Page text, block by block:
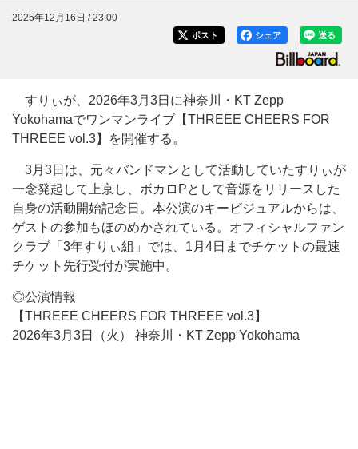
2025年12月16日 / 23:00
送る
シェア
ポスト
すりぃが、2026年3月3日に神奈川・KT Zepp
Yokohamaでワンマンライブ【THREEE CHEERS FOR
THREEE vol.3】を開催する。
3月3日は、元々バンドマンとして活動していたすりぃが
一念発起して上京し、ボカロPとして音源をリリースした
自身の活動開始記念日。本公演のキービジュアルからは、
ゲストの参加もほのめかされている。オフィシャルファン
クラブ「3年すりぃ組」では、1月4日までチケットの最速
チケット先行受付が実施中。
◎公演情報
【THREEE CHEERS FOR THREEE vol.3】
2026年3月3日（火） 神奈川・KT Zepp Yokohama